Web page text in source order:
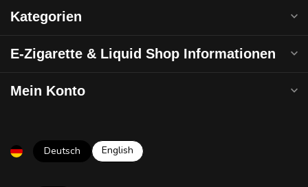
Kategorien
E-Zigarette & Liquid Shop Informationen
Mein Konto
Deutsch English